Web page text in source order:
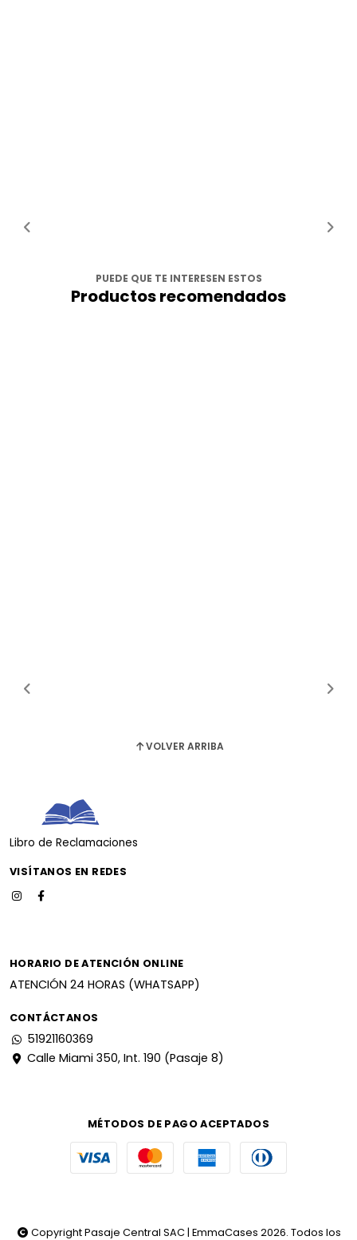
PUEDE QUE TE INTERESEN ESTOS
Productos recomendados
VOLVER ARRIBA
Libro de Reclamaciones
VISÍTANOS EN REDES
HORARIO DE ATENCIÓN ONLINE
ATENCIÓN 24 HORAS (WHATSAPP)
CONTÁCTANOS
51921160369
Calle Miami 350, Int. 190 (Pasaje 8)
MÉTODOS DE PAGO ACEPTADOS
Copyright Pasaje Central SAC | EmmaCases 2026. Todos los